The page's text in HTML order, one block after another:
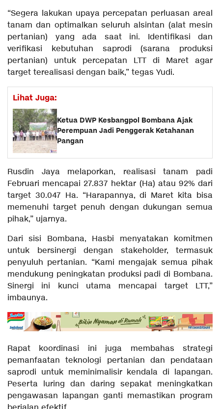
“Segera lakukan upaya percepatan perluasan areal
tanam dan optimalkan seluruh alsintan (alat mesin
pertanian) yang ada saat ini. Identifikasi dan
verifikasi kebutuhan saprodi (sarana produksi
pertanian) untuk percepatan LTT di Maret agar
target terealisasi dengan baik,” tegas Yudi.
Lihat Juga:
Ketua DWP Kesbangpol Bombana Ajak
Perempuan Jadi Penggerak Ketahanan
Pangan
Rusdin Jaya melaporkan, realisasi tanam padi
Februari mencapai 27.837 hektar (Ha) atau 92% dari
target 30.047 Ha. “Harapannya, di Maret kita bisa
memenuhi target penuh dengan dukungan semua
pihak,” ujarnya.
Dari sisi Bombana, Hasbi menyatakan komitmen
untuk bersinergi dengan stakeholder, termasuk
penyuluh pertanian. “Kami mengajak semua pihak
mendukung peningkatan produksi padi di Bombana.
Sinergi ini kunci utama mencapai target LTT,”
imbaunya.
Rapat koordinasi ini juga membahas strategi
pemanfaatan teknologi pertanian dan pendataan
saprodi untuk meminimalisir kendala di lapangan.
Peserta luring dan daring sepakat meningkatkan
pengawasan lapangan ganti memastikan program